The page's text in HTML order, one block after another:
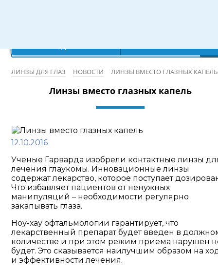
ЛИНЗЫ ДЛЯ ГЛАЗ НОВОСТИ ЛИНЗЫ ВМЕСТО ГЛАЗНЫХ КАПЕЛЬ
Линзы вместо глазных капель
12.10.2016
Ученые Гарварда изобрели контактные линзы
лечения глаукомы. Инновационные линзы
содержат лекарство, которое поступает
Что избавляет пациентов от ненужных
манипуляций – необходимости регулярно
закапывать глаза.
Ноу-хау офтальмологии гарантирует, что
лекарственный препарат будет введен в
количестве и при этом режим приема нарушен
будет. Это сказывается наилучшим образом на
и эффективности лечения.